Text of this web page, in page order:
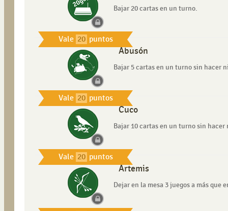
Vale 20 puntos
Bajar 20 cartas en un turno.
Vale 20 puntos
Abusón
Bajar 5 cartas en un turno sin hacer
Vale 20 puntos
Cuco
Bajar 10 cartas en un turno sin
Artemis
Dejar en la mesa 3 juegos a más que